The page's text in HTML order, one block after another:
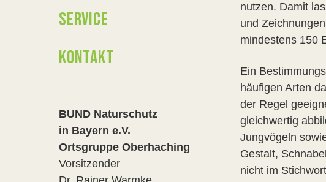
nutzen. Damit
und
mindestens 150
Ein
häufigen Arten
der Regel
gleichwertig
Jungvögeln
Gestalt,
nicht im
SERVICE
KONTAKT
BUND Naturschutz
in Bayern e.V.
Ortsgruppe Oberhaching
Vorsitzender